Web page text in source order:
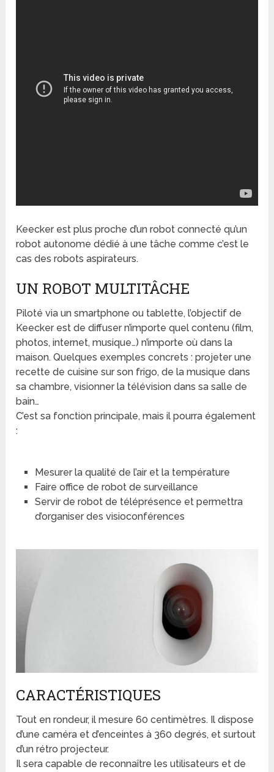
Keecker est plus proche d’un robot connecté qu’un
robot autonome dédié à une tâche comme c’est le
cas des robots aspirateurs.
UN ROBOT MULTITÂCHE
Piloté via un smartphone ou tablette, l’objectif de
Keecker est de diffuser n’importe quel contenu (film,
photos, internet, musique…) n’importe où dans la
maison. Quelques exemples concrets : projeter une
recette de cuisine sur son frigo, de la musique dans
sa chambre, visionner la télévision dans sa salle de
bain…
C’est sa fonction principale, mais il pourra également
:
Mesurer la qualité de l’air et la température
Faire office de robot de surveillance
Servir de robot de téléprésence et permettra
d’organiser des visioconférences
CARACTÉRISTIQUES
Tout en rondeur, il mesure 60 centimètres. Il dispose
d’une caméra et d’enceintes à 360 degrés, et surtout
d’un rétro projecteur.
Il sera capable de reconnaître les utilisateurs et de